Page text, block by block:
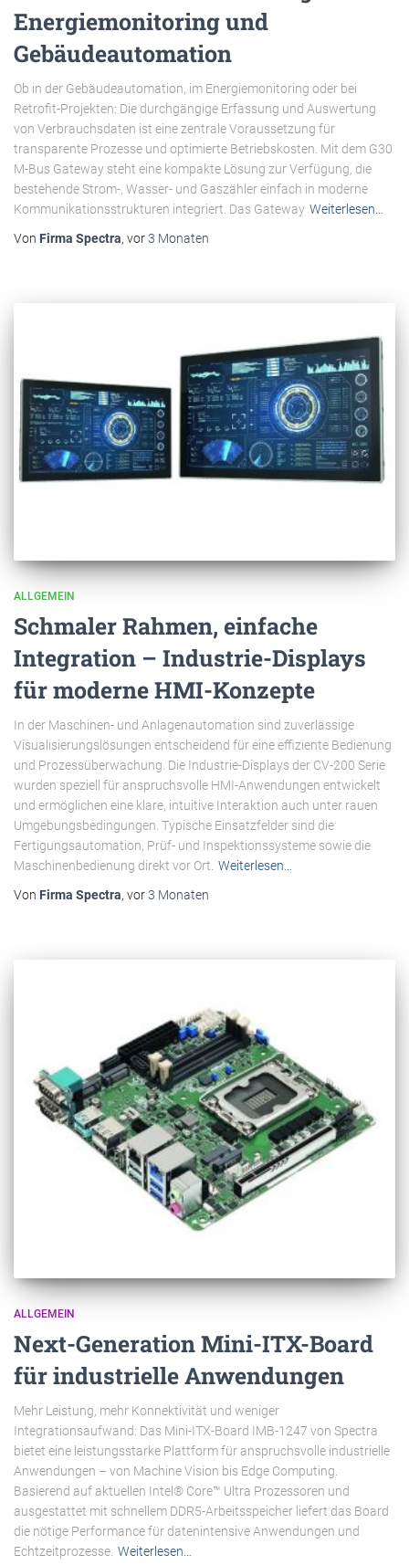
Energiemonitoring und
Gebäudeautomation
Ob in der Gebäudeautomation, im Energiemonitoring oder bei
Retrofit-Projekten: Die durchgängige Erfassung und Auswertung
von Verbrauchsdaten ist eine zentrale Voraussetzung für
transparente Prozesse und optimierte Betriebskosten. Mit dem G30
M-Bus Gateway steht eine kompakte Lösung zur Verfügung, die
bestehende Strom-, Wasser- und Gaszähler einfach in moderne
Kommunikationsstrukturen integriert. Das Gateway Weiterlesen…
Von Firma Spectra, vor3 Monaten
ALLGEMEIN
Schmaler Rahmen, einfache
Integration – Industrie-Displays
für moderne HMI-Konzepte
In der Maschinen- und Anlagenautomation sind zuverlässige
Visualisierungslösungen entscheidend für eine effiziente Bedienung
und Prozessüberwachung. Die Industrie-Displays der CV-200 Serie
wurden speziell für anspruchsvolle HMI-Anwendungen entwickelt
und ermöglichen eine klare, intuitive Interaktion auch unter rauen
Umgebungsbedingungen. Typische Einsatzfelder sind die
Fertigungsautomation, Prüf- und Inspektionssysteme sowie die
Maschinenbedienung direkt vor Ort. Weiterlesen…
Von Firma Spectra, vor3 Monaten
ALLGEMEIN
Next-Generation Mini-ITX-Board
für industrielle Anwendungen
Mehr Leistung, mehr Konnektivität und weniger
Integrationsaufwand: Das Mini-ITX-Board IMB-1247 von Spectra
bietet eine leistungsstarke Plattform für anspruchsvolle industrielle
Anwendungen – von Machine Vision bis Edge Computing.
Basierend auf aktuellen Intel® Core™ Ultra Prozessoren und
ausgestattet mit schnellem DDR5-Arbeitsspeicher liefert das Board
die nötige Performance für datenintensive Anwendungen und
Echtzeitprozesse. Weiterlesen…